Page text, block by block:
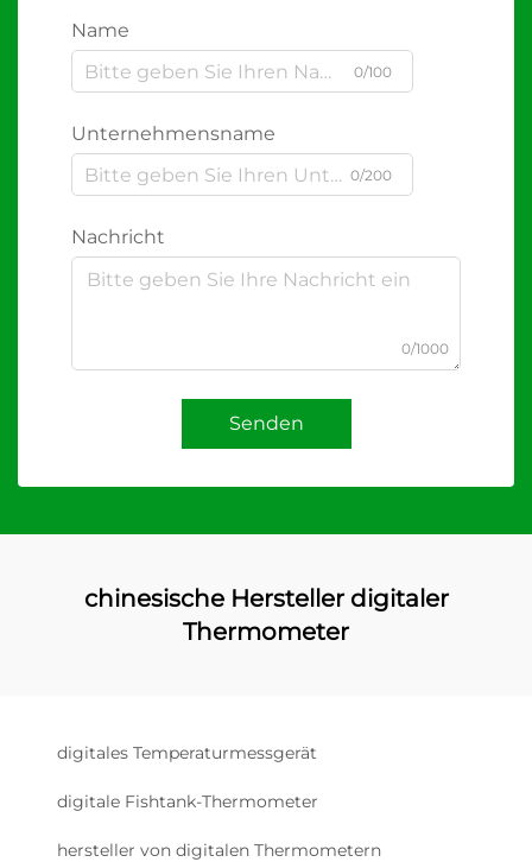
Name
0/100
Unternehmensname
0/200
Nachricht
0/1000
Senden
chinesische Hersteller digitaler
Thermometer
digitales Temperaturmessgerät
digitale Fishtank-Thermometer
hersteller von digitalen Thermometern